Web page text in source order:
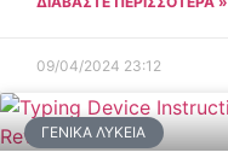
09/04/2024 23:12
ΓΕΝΙΚΆ ΛΎΚΕΙΑ